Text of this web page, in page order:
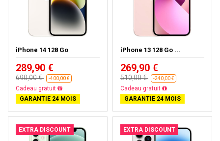
iPhone 14 128 Go
289,90 €
690,00 € -400,00 €
Cadeau gratuit
GARANTIE 24 MOIS
iPhone 13 128 Go ...
269,90 €
510,00 € -240,00 €
Cadeau gratuit
GARANTIE 24 MOIS
EXTRA DISCOUNT EXTRA DISCOUNT